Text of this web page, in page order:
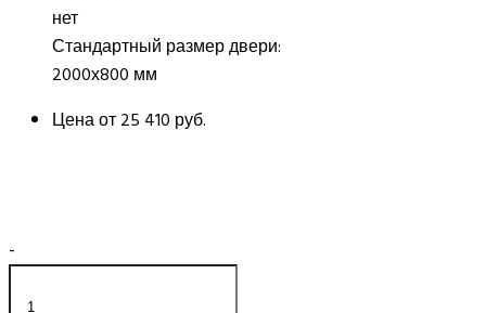
нет
Стандартный размер двери:
2000х800 мм
Цена от25 410 руб.
-